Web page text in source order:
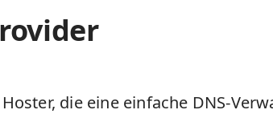
die eine einfache DNS-